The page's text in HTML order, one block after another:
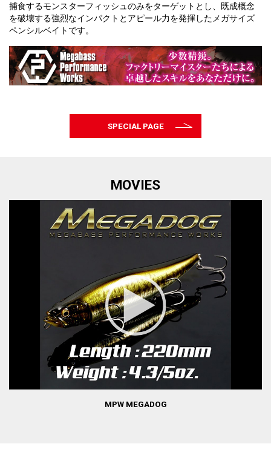
捕食するモンスターフィッシュのみをターゲットとし、既成概念
を破壊する強烈なインパクトとアピール力を発揮したメガサイズ
ペンシルベイトです。
SPECIAL PAGE
MOVIES
MPW MEGADOG